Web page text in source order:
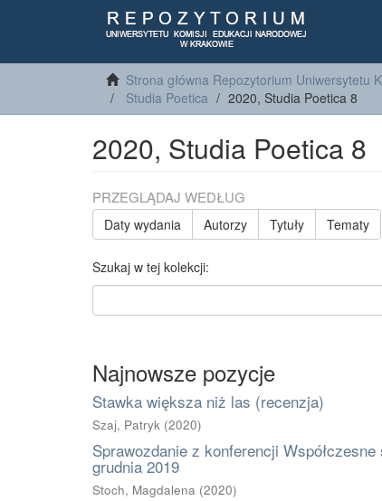
Strona główna Repozytorium Uniwersytetu
Studia Poetica
2020, Studia Poetica 8
2020, Studia Poetica 8
PRZEGLĄDAJ WEDŁUG
Daty wydania Autorzy Tytuły Tematy
Szukaj w tej kolekcji:
Najnowsze pozycje
Stawka większa niż las (recenzja)
Szaj, Patryk (2020)
Sprawozdanie z konferencji
grudnia 2019
Stoch, Magdalena (2020)